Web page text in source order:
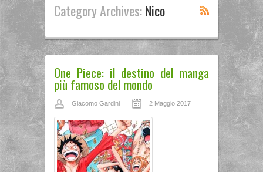
Category Archives:Nico
One Piece: il destino del manga
più famoso del mondo
Giacomo Gardini 2 Maggio 2017